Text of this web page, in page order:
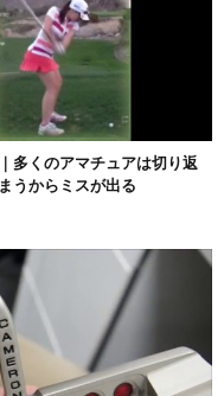
多くのアマチュアは切り返
うからミスが出る